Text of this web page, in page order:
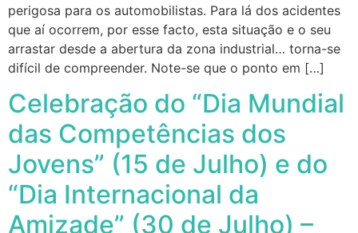
perigosa para os automobilistas. Para lá dos acidentes
que aí ocorrem, por esse facto, esta situação e o seu
arrastar desde a abertura da zona industrial… torna-se
difícil de compreender. Note-se que o ponto em […]
Celebração do “Dia Mundial
das Competências dos
Jovens” (15 de Julho) e do
“Dia Internacional da
Amizade” (30 de Julho) –